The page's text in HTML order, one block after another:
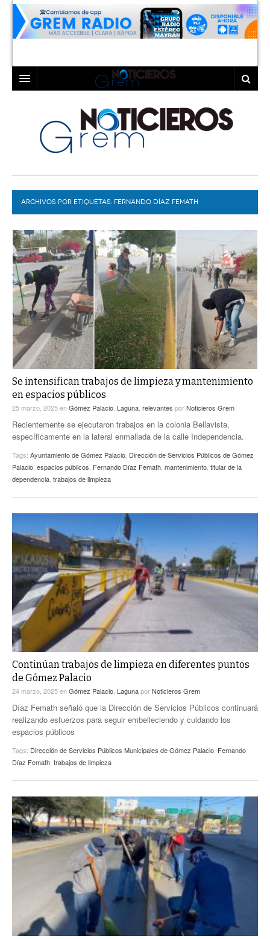
LAGUNA
TORREÓN
GÓMEZ PALACIO
LERDO
COAHUILA
DURANGO
DEPORTES
EXA
EL EXACTO
EXA INFORMA
GLOBO
CONTEXTOS
TRAYECTO LAGUNA
A MEDIA MAÑANA
A TODA LEY
ENTRE LAGUNEROS
DIÁLOGOS CON LA HISTORIA
TWEETS AND BEATS
LA MEJOR 97.1 ESTÉREO GALLITO
ACTUALIDADES GREM
PULSO
LA MEJOR INFORMACIÓN
COLABORADORES
PC29
ACTUALIDADES GREM
ARCHIVOS POR ETIQUETAS: FERNANDO DÍAZ FEMATH
Se intensifican trabajos de limpieza y mantenimiento
en espacios públicos
25 marzo, 2025enGómez Palacio Laguna relevantes porNoticieros Grem
Recientemente se ejecutaron trabajos en la colonia Bellavista,
específicamente en la lateral enmallada de la calle Independencia.
Tags: Ayuntamiento de Gómez Palacio Dirección de Servicios Públicos de Gómez
Palacio espacios públicos Fernando Díaz Femath mantenimiento titular de la
dependencia trabajos de limpieza
Continúan trabajos de limpieza en diferentes puntos
de Gómez Palacio
24 marzo, 2025enGómez Palacio LagunaporNoticieros Grem
Díaz Femath señaló que la Dirección de Servicios Públicos continuará
realizando esfuerzos para seguir embelleciendo y cuidando los
espacios públicos
Tags: Dirección de Servicios Públicos Municipales de Gómez Palacio Fernando
Díaz Femath trabajos de limpieza